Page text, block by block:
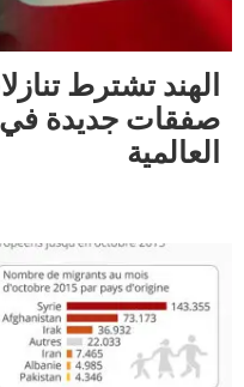
الهند تشترط
صفقات جديدة في
العالمية